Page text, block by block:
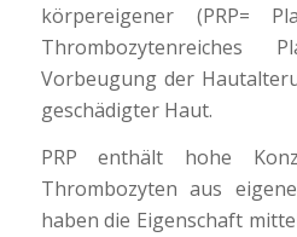
körpereigener (PRP=
Thrombozytenreiches
Vorbeugung der
geschädigter Haut.
PRP enthält hohe
Thrombozyten aus
haben die Eigenschaft